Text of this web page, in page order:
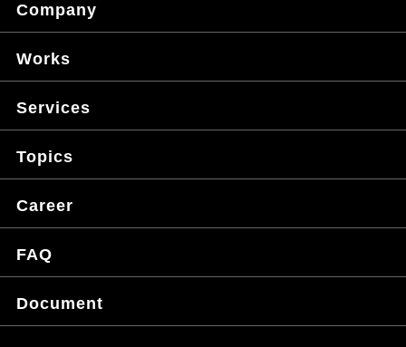
Company
Works
Services
Topics
Career
FAQ
Document